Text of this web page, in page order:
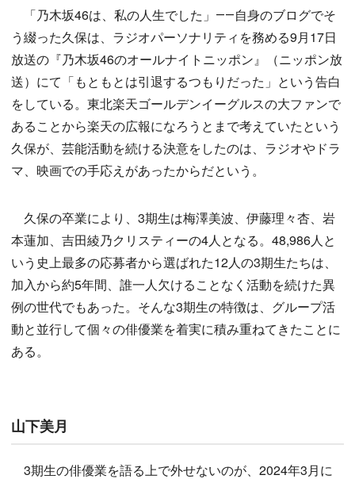
「乃木坂46は、私の人生でした」――自身のブログでそ
う綴った久保は、ラジオパーソナリティを務める9月17日
放送の『乃木坂46のオールナイトニッポン』（ニッポン放
送）にて「もともとは引退するつもりだった」という告白
をしている。東北楽天ゴールデンイーグルスの大ファンで
あることから楽天の広報になろうとまで考えていたという
久保が、芸能活動を続ける決意をしたのは、ラジオやドラ
マ、映画での手応えがあったからだという。
久保の卒業により、3期生は梅澤美波、伊藤理々杏、岩
本蓮加、吉田綾乃クリスティーの4人となる。48,986人と
いう史上最多の応募者から選ばれた12人の3期生たちは、
加入から約5年間、誰一人欠けることなく活動を続けた異
例の世代でもあった。そんな3期生の特徴は、グループ活
動と並行して個々の俳優業を着実に積み重ねてきたことに
ある。
山下美月
3期生の俳優業を語る上で外せないのが、2024年3月に